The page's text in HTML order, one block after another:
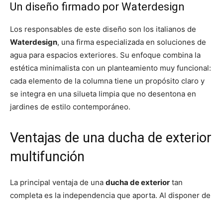
Un diseño firmado por Waterdesign
Los responsables de este diseño son los italianos de
Waterdesign, una firma especializada en soluciones de
agua para espacios exteriores. Su enfoque combina la
estética minimalista con un planteamiento muy funcional:
cada elemento de la columna tiene un propósito claro y
se integra en una silueta limpia que no desentona en
jardines de estilo contemporáneo.
Ventajas de una ducha de exterior
multifunción
La principal ventaja de una ducha de exterior tan
completa es la independencia que aporta. Al disponer de